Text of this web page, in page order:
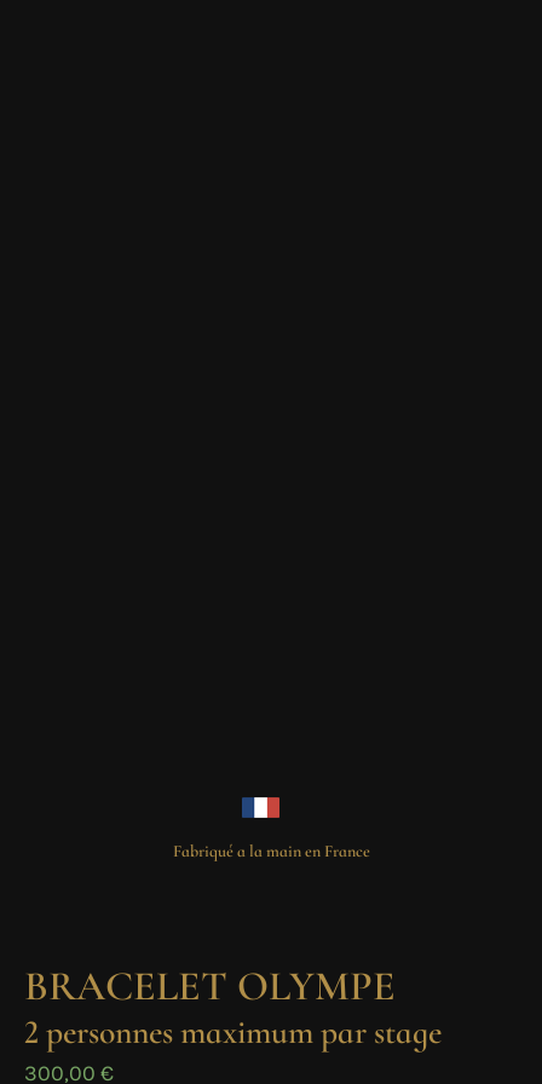
Fabriqué a la main en France
BRACELET OLYMPE
2 personnes maximum par stage
300,00 €